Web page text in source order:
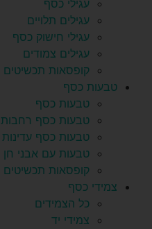
עגילי כסף
עגילים תלויים
עגילי חישוק כסף
עגילים צמודים
קופסאות תכשיטים
טבעות כסף
טבעות כסף
טבעות כסף רחבות
טבעות כסף עדינות
טבעות עם אבני חן
קופסאות תכשיטים
צמידי כסף
כל הצמידים
צמידי יד